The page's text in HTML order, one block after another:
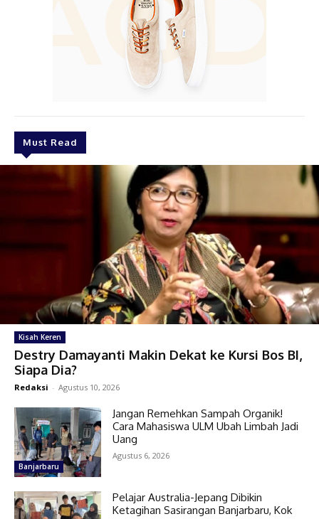
Must Read
Kisah Keren
Destry Damayanti Makin Dekat ke Kursi Bos BI,
Siapa Dia?
Redaksi - Agustus 10, 2026
Banjarbaru
Jangan Remehkan Sampah Organik!
Cara Mahasiswa ULM Ubah Limbah Jadi
Uang
Agustus 6, 2026
Pelajar Australia-Jepang Dibikin
Ketagihan Sasirangan Banjarbaru, Kok